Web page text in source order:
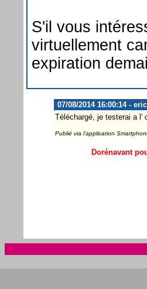
S'il vous
virtuellement
expiration
07/08/2014 16:00:14 -
Téléchargé, je testerai a l'
Publié via l'application
Dorénavant